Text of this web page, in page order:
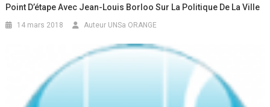
Point D’étape Avec Jean-Louis Borloo Sur La Politique De La Ville
14 mars 2018 Auteur UNSa ORANGE